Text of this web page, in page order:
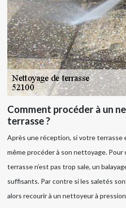
Comment procéder à un
terrasse ?
Après une réception, si votre terrasse
même procéder à son nettoyage. Pour
terrasse n’est pas trop sale, un
suffisants. Par contre si les saletés
alors recourir à un nettoyeur à